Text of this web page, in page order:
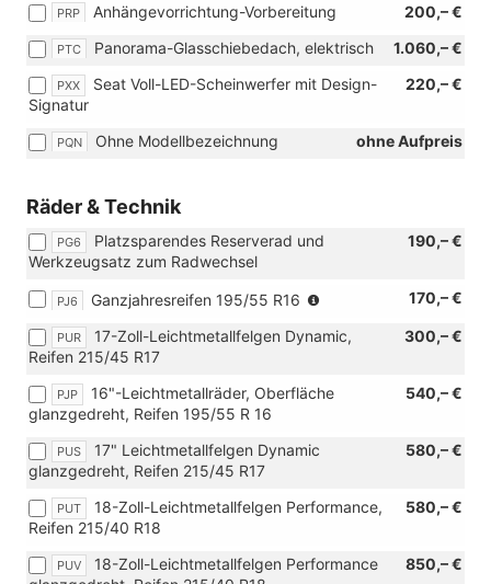
PRP 200,– €
Anhängevorrichtung-Vorbereitung
PTC 1.060,– €
Panorama-Glasschiebedach, elektrisch
PXX 220,– €
Seat Voll-LED-Scheinwerfer mit Design-
Signatur
PQN ohne Aufpreis
Ohne Modellbezeichnung
Räder & Technik
PG6 190,– €
Platzsparendes Reserverad und
Werkzeugsatz zum Radwechsel
PJ6 170,– €
Ganzjahresreifen 195/55 R16
Verbindung
17-
Leichtmetallfelgen
17"
glanzgedreht,
PUR 300,– €
17-Zoll-Leichtmetallfelgen Dynamic,
Reifen 215/45 R17
PJP 540,– €
16"-Leichtmetallräder, Oberfläche
glanzgedreht, Reifen 195/55 R 16
PUS 580,– €
17" Leichtmetallfelgen Dynamic
glanzgedreht, Reifen 215/45 R17
PUT 580,– €
18-Zoll-Leichtmetallfelgen Performance,
Reifen 215/40 R18
PUV 850,– €
18-Zoll-Leichtmetallfelgen Performance